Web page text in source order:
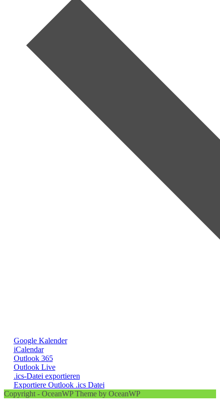
Google Kalender
iCalendar
Outlook 365
Outlook Live
.ics-Datei exportieren
Exportiere Outlook .ics Datei
Copyright - OceanWP Theme by OceanWP